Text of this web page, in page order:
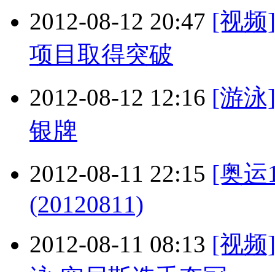
2012-08-12 20:47 [视频
项目取得突破
2012-08-12 12:16 [游泳
银牌
2012-08-11 22:15 [奥运
(20120811)
2012-08-11 08:13 [视频